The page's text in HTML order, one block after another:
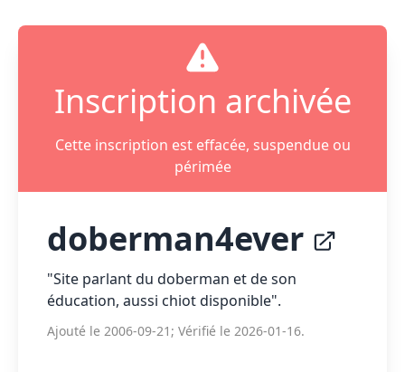
Inscription archivée
Cette inscription est effacée, suspendue ou
périmée
doberman4ever
"Site parlant du doberman et de son
éducation, aussi chiot disponible".
Ajouté le 2006-09-21; Vérifié le 2026-01-16.